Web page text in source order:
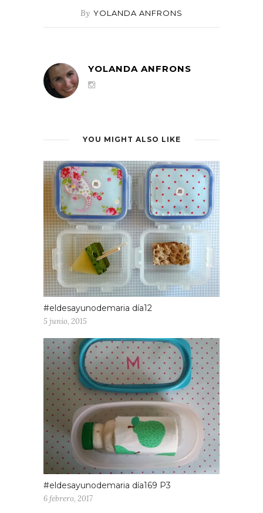
By YOLANDA ANFRONS
YOLANDA ANFRONS
YOU MIGHT ALSO LIKE
#eldesayunodemaria día12
5 junio, 2015
#eldesayunodemaria día169 P3
6 febrero, 2017